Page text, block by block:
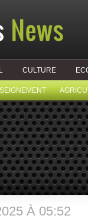
CULTURE
À 05:52